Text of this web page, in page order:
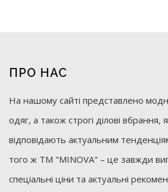
ПРО НАС
На нашому сайті представлено
одяг, а також строгі ділові вбрання,
відповідають актуальним
того ж ТМ "MINOVA" – це завжди
спеціальні ціни та актуальні